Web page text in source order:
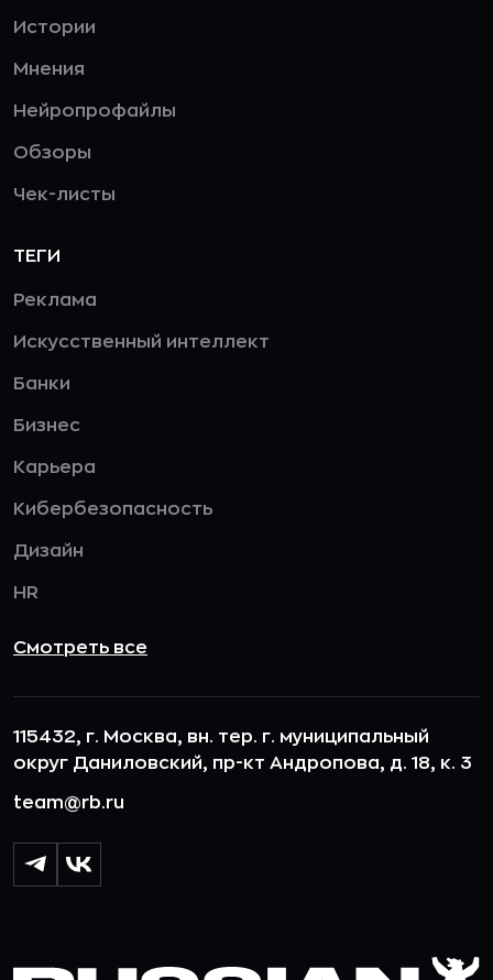
Истории
Мнения
Нейропрофайлы
Обзоры
Чек-листы
ТЕГИ
Реклама
Искусственный интеллект
Банки
Бизнес
Карьера
Кибербезопасность
Дизайн
HR
Смотреть все
115432, г. Москва, вн. тер. г. муниципальный
округ Даниловский, пр-кт Андропова, д. 18, к. 3
team@rb.ru